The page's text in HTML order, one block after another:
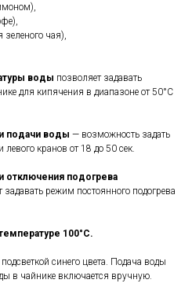
зеленого чая),
воды позволяет задавать
для кипячения в диапазоне от 50°С
подачи воды — возможность задать
кранов от 18 до 50 сек.
отключения подогрева
задавать режим постоянного подогрева
100°С.
подсветкой синего цвета. Подача воды
в чайнике включается вручную.